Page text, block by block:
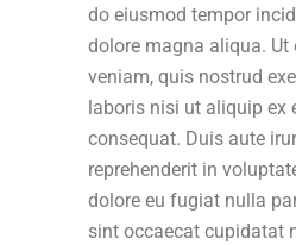
do eiusmod tempor
dolore magna aliqua.
veniam, quis nostrud
laboris nisi ut aliquip ex
consequat. Duis aute
reprehenderit in
dolore eu fugiat nulla
sint occaecat cupidatat